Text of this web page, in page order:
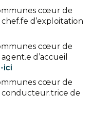
cœur de
d’exploitation
cœur de
d’accueil
ici
cœur de
de